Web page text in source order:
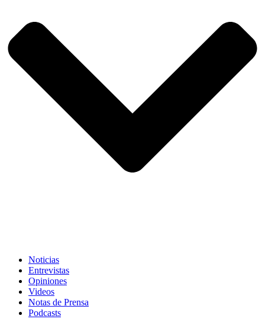
Noticias
Entrevistas
Opiniones
Videos
Notas de Prensa
Podcasts